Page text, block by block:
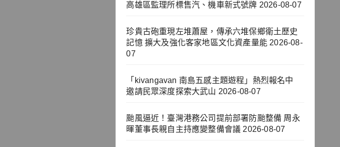
高雄區監理所標售汽、機車新式號牌 2026-08-07
珍貴古砲重現左堆蕭屋，傳承六堆保鄉衛土歷史
記憶 擴大及強化客家地區文化資產量能 2026-08-
07
「kivangavan 南島五感主題遊程」熱烈報名中
邀請民眾深度探索大武山 2026-08-07
颱風逼近！臺灣港務公司提前部署防颱整備 周永
暉董事長親自主持應變整備會議 2026-08-07